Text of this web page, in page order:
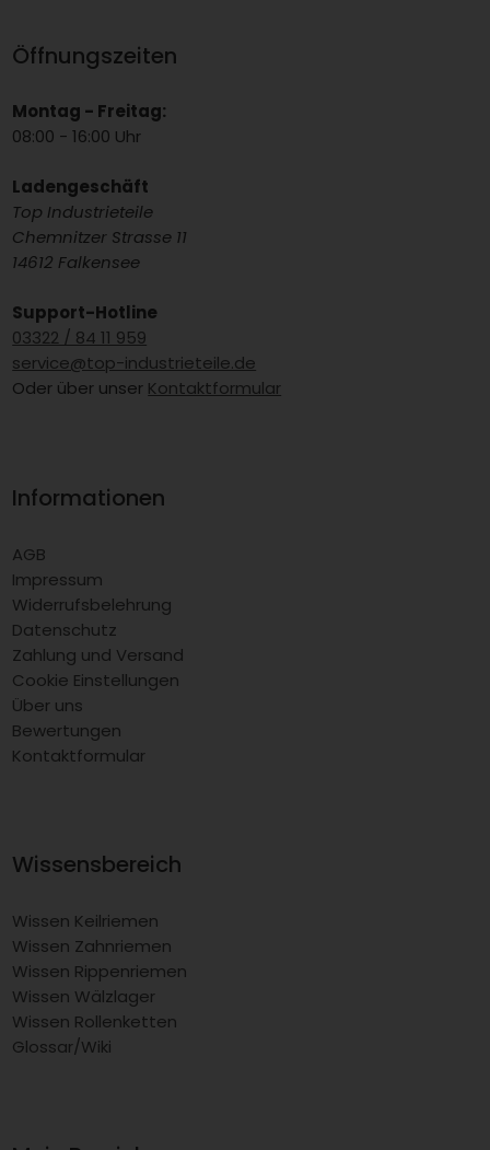
Öffnungszeiten
Montag - Freitag:
08:00 - 16:00 Uhr
Ladengeschäft
Top Industrieteile
Chemnitzer Strasse 11
14612 Falkensee
Support-Hotline
03322 / 84 11 959
service@top-industrieteile.de
Oder über unser Kontaktformular
Informationen
AGB
Impressum
Widerrufsbelehrung
Datenschutz
Zahlung und Versand
Cookie Einstellungen
Über uns
Bewertungen
Kontaktformular
Wissensbereich
Wissen Keilriemen
Wissen Zahnriemen
Wissen Rippenriemen
Wissen Wälzlager
Wissen Rollenketten
Glossar/Wiki